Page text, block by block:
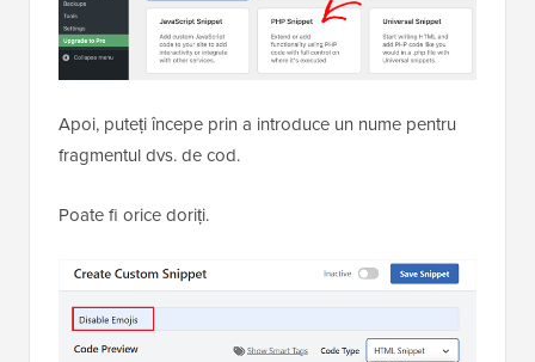
Apoi, puteți începe prin a introduce un nume pentru
fragmentul dvs. de cod.
Poate fi orice doriți.